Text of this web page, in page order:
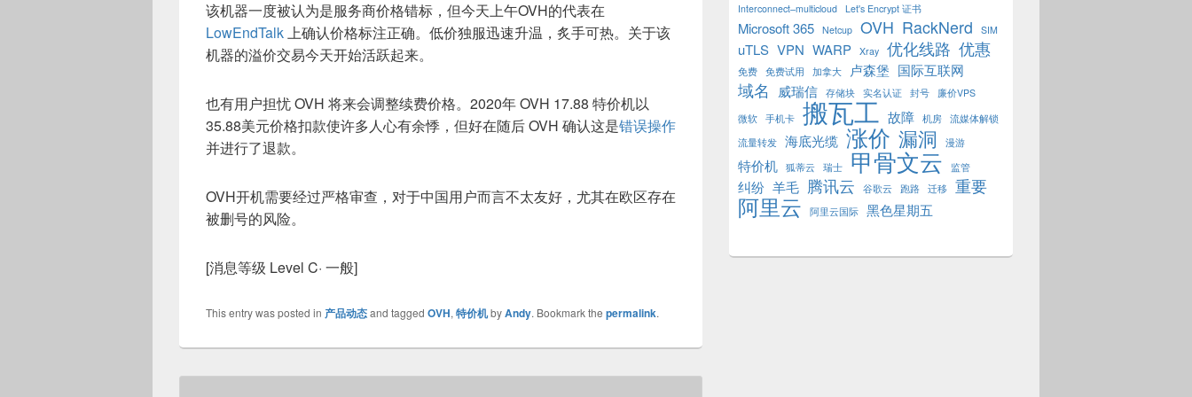
该机器一度被认为是服务商价格错标，但今天上午OVH的代表在
LowEndTalk上确认价格标注正确。低价独服迅速升温，炙手可热。关于该
机器的溢价交易今天开始活跃起来。
也有用户担忧 OVH 将来会调整续费价格。2020年 OVH 17.88 特价机以
35.88美元价格扣款使许多人心有余悸，但好在随后 OVH 确认这是错误操作
并进行了退款。
OVH开机需要经过严格审查，对于中国用户而言不太友好，尤其在欧区存在
被删号的风险。
[消息等级 Level C· 一般]
This entry was posted in 产品动态and tagged OVH, 特价机byAndy. Bookmark the permalink.
Interconnect–multicloud Let's Encrypt 证书
Microsoft 365 Netcup OVH RackNerd SIM
uTLS VPN WARP Xray 优化线路 优惠
免费 免费试用 加拿大 卢森堡 国际互联网
域名 威瑞信 存储块 实名认证 封号
廉价VPS
微软 手机卡 搬瓦工 故障 机房 流媒体解锁
流量转发 海底光缆 涨价 漏洞 漫游
特价机 狐蒂云 瑞士 甲骨文云 监管
纠纷 羊毛 腾讯云 谷歌云 跑路 迁移 重要
阿里云 阿里云国际 黑色星期五